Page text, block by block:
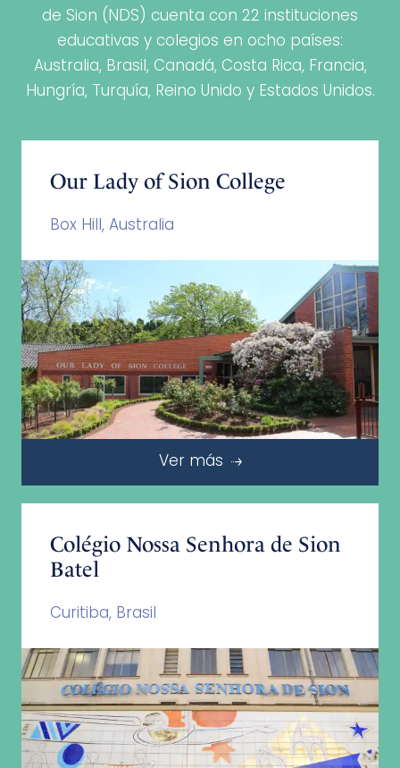
de Sion (NDS) cuenta con 22 instituciones
educativas y colegios en ocho países:
Australia, Brasil, Canadá, Costa Rica, Francia,
Hungría, Turquía, Reino Unido y Estados Unidos.
Our Lady of Sion College
Box Hill, Australia
Ver más
Colégio Nossa Senhora de Sion
Batel
Curitiba, Brasil